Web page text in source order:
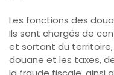
Les fonctions des
Ils sont chargés de
et sortant du
douane et les taxes,